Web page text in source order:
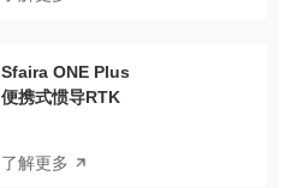
Sfaira ONE Plus
便携式惯导RTK
了解更多